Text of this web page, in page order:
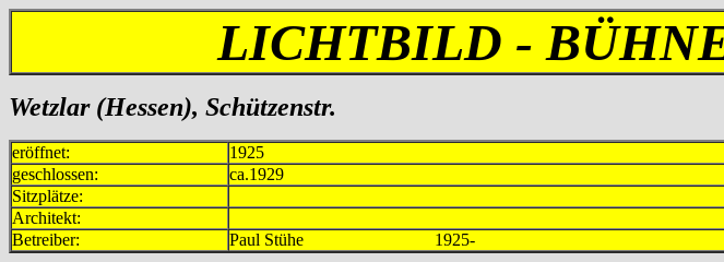
LICHTBILD -
Wetzlar (Hessen), Schützenstr.
eröffnet:
1925
geschlossen:
ca.1929
Sitzplätze:
Architekt:
Betreiber:
Paul Stühe 1925-